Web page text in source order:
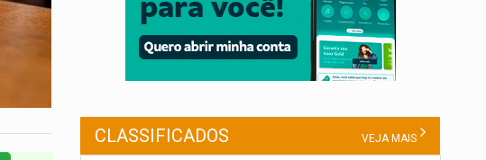
CLASSIFICADOS VEJA MAIS